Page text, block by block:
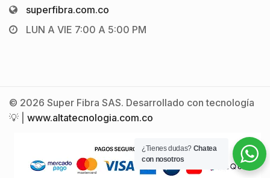
superfibra.com.co
LUN A VIE 7:00 A 5:00 PM
© 2026 Super Fibra SAS. Desarrollado con tecnología
💡 | www.altatecnologia.com.co
¿Tienes dudas? Chatea
con nosotros